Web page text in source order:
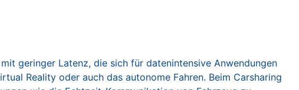
geringer Latenz, die sich für datenintensive Anwendungen
Reality oder auch das autonome Fahren. Beim Carsharing